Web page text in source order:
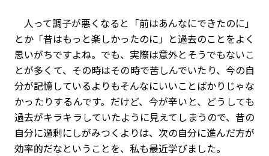
人って調子が悪くなると「前はあんなにできたのに」
とか「昔はもっと楽しかったのに」と過去のことをよく
思いがちですよね。でも、実際は意外とそうでもないこ
とが多くて、その時はその時で苦しんでいたり、今の自
分が記憶しているよりもそんなにいいことばかりじゃな
かったりするんです。だけど、今が辛いと、どうしても
過去がキラキラしていたように見えてしまうので、昔の
自分に過剰にしがみつくよりは、次の自分に進んだ方が
効率的だなということを、私も最近学びました。